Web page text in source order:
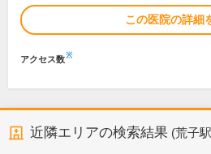
この医院の詳細
アクセス数※
近隣エリアの検索結果 (荒子